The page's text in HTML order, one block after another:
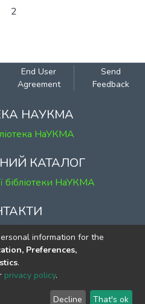
2
End User
Agreement
Send
Feedback
НАУКМА
НаУКМА
КАТАЛОГ
бібліотеки НаУКМА
Сковороди, 2
к. 120
463-69-31
information for the
Preferences,
.
privacy policy.
Decline That's ok